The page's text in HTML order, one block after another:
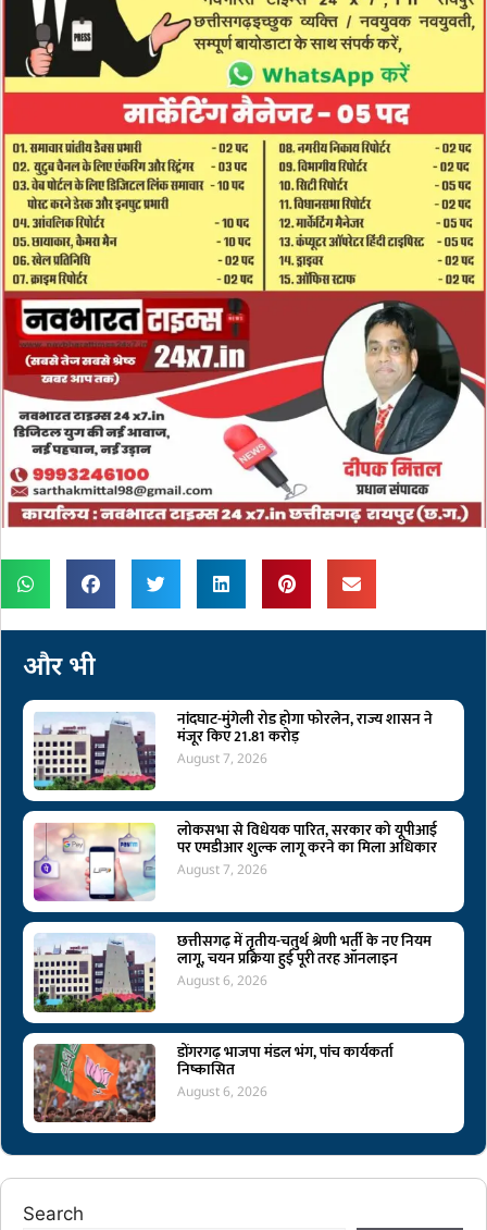
और भी
नांदघाट-मुंगेली रोड होगा फोरलेन, राज्य शासन ने
मंजूर किए 21.81 करोड़
August 7, 2026
लोकसभा से विधेयक पारित, सरकार को यूपीआई
पर एमडीआर शुल्क लागू करने का मिला अधिकार
August 7, 2026
छत्तीसगढ़ में तृतीय-चतुर्थ श्रेणी भर्ती के नए नियम
लागू, चयन प्रक्रिया हुई पूरी तरह ऑनलाइन
August 6, 2026
डोंगरगढ़ भाजपा मंडल भंग, पांच कार्यकर्ता
निष्कासित
August 6, 2026
Search